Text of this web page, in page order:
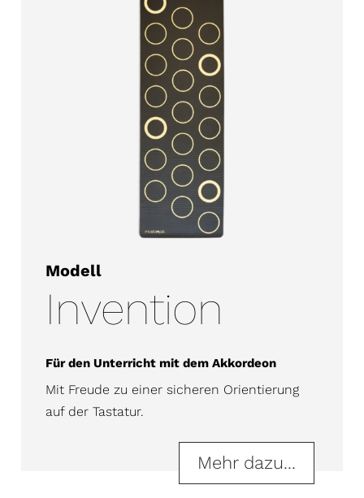
Modell
Invention
Für den Unterricht mit dem Akkordeon
Mit Freude zu einer sicheren Orientierung
auf der Tastatur.
Mehr dazu...